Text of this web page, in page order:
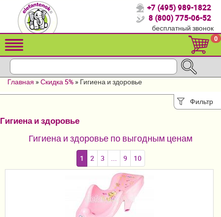
Спасибо, что выбрали нас!
Распродажа!
Детские коляски
Детский транспорт
Летние товары
Мебель и аксессуары
Постельные принадлежности
+7 (495) 989-1822
8 (800) 775-06-52
бесплатный звонок
0
Главная »Скидка 5% » Гигиена и здоровье
Фильтр
Гигиена и здоровье
Гигиена и здоровье по выгодным ценам
1 2 3 ... 9 10